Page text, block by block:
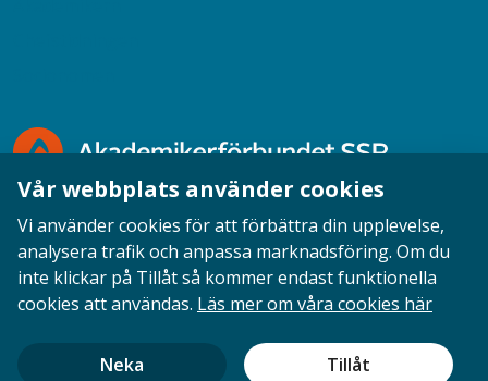
Opinion English Personuppgifter Cookies
Ansvarig utgivare: Cecilia Sandahl
Vår webbplats använder cookies
Vi använder cookies för att förbättra din upplevelse,
analysera trafik och anpassa marknadsföring. Om du
inte klickar på Tillåt så kommer endast funktionella
cookies att användas. Läs mer om våra cookies här
Neka Tillåt